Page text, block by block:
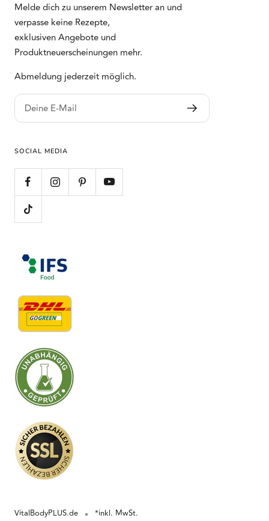
Melde dich zu unserem Newsletter an und
verpasse keine Rezepte,
exklusiven Angebote und
Produktneuerscheinungen mehr.
Abmeldung jederzeit möglich.
Deine E-Mail
SOCIAL MEDIA
VitalBodyPLUS.de *inkl. MwSt.